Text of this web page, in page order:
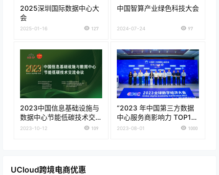
2025深圳国际数据中心大
会
2025-01-16 127
中国智算产业绿色科技大会
2024-07-24 97
2023中国信息基础设施与
数据中心节能低碳技术交流
会议
2023-10-12 109
“2023 年中国第三方数据
中心服务商影响力 TOP10
”榜单出炉
2023-08-01 1000
UCloud跨境电商优惠